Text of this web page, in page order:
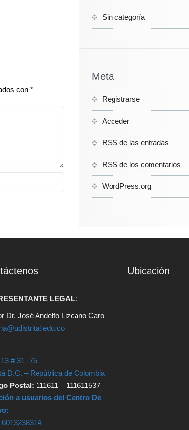
con *
Sin categoría
Meta
Registrarse
Acceder
RSS de las entradas
RSS de los comentarios
WordPress.org
LEGAL:
Dr. José Andelfo Lizcano Caro
# 31 -75
D.C. – República de Colombia
Postal: 111611 – 111611537
a usuarios del Centro De
6013238314
Ubicación